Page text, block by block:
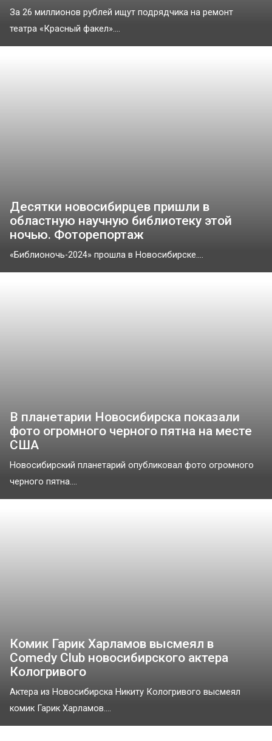
За 26 миллионов рублей ищут подрядчика на ремонт
театра «Красный факел»....
Десятки новосибирцев пришли в
областную научную библиотеку этой
ночью. Фоторепортаж
«Библионочь-2024» прошла в Новосибирске....
В планетарии Новосибирска показали
фото огромного черного пятна на месте
США
Новосибирский планетарий опубликовал фото огромного
черного пятна....
Комик Гарик Харламов высмеял в
Comedy Club новосибирского актера
Кологривого
Актера из Новосибирска Никиту Кологривого высмеял
комик Гарик Харламов....